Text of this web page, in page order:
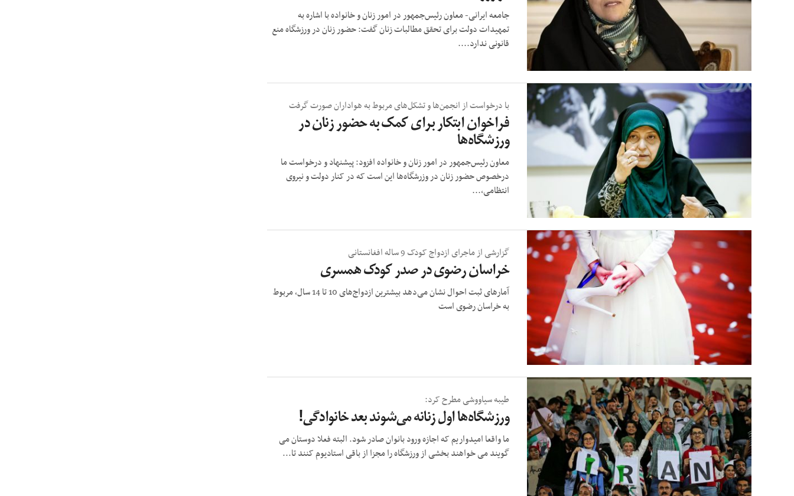
جامعه ایرانی- معاون رئیس‌جمهور در امور زنان و خانواده با اشاره به
تمهیدات دولت برای تحقق مطالبات زنان گفت: حضور زنان در ورزشگاه منع
قانونی ندارد....
با درخواست از انجمن‌ها و تشکل‌های مربوط به هواداران صورت گرفت
فراخوان ابتکار برای کمک به حضور زنان در
ورزشگاه‌ها
معاون رئیس‌جمهور در امور زنان و خانواده افزود: پیشنهاد و درخواست ما
درخصوص حضور زنان در وزرشگاه‌ها این است که در کنار دولت و نیروی
انتظامی،...
گزارشی از ماجرای ازدواج کودک 9 ساله افغانستانی
خراسان رضوی در صدر کودک همسری
آمار‌های ثبت احوال نشان می‌دهد بیشترین ازدواج‌های 10 تا 14 سال، مربوط
به خراسان رضوی است
طیبه سیاووشی مطرح کرد:
ورزشگاه‌ها اول زنانه می‌شوند بعد خانوادگی!
ما واقعا امیدواریم که اجازه ورود بانوان صادر شود. البته فعلا دوستان می
گویند می خواهند بخشی از ورزشگاه را مجزا از باقی استادیوم کنند تا...